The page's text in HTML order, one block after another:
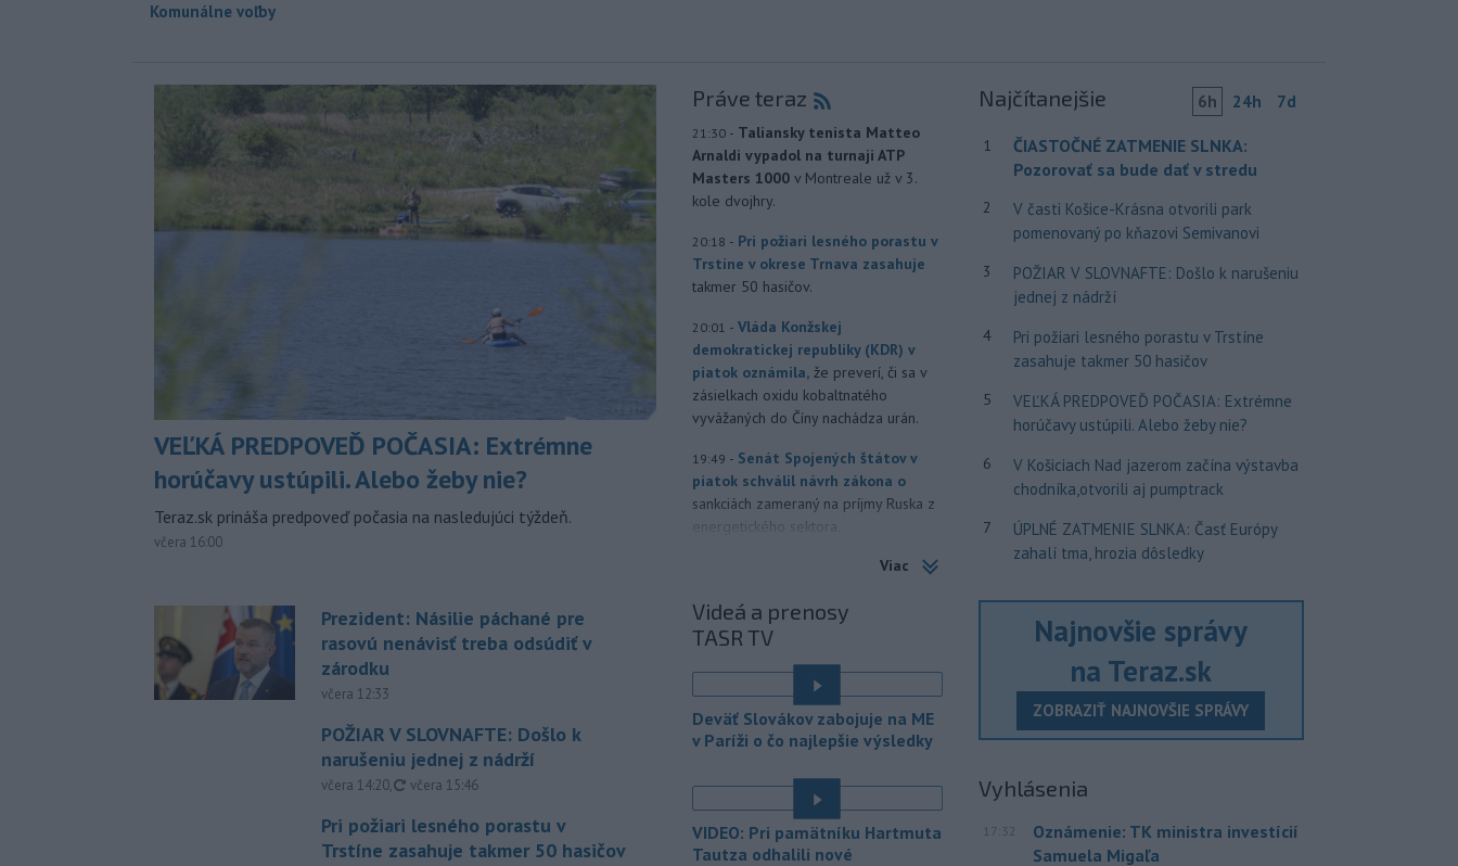
Komunálne voľby
VEĽKÁ PREDPOVEĎ POČASIA: Extrémne
horúčavy ustúpili. Alebo žeby nie?
Teraz.sk prináša predpoveď počasia na nasledujúci týždeň.
včera 16:00
Prezident: Násilie páchané pre
rasovú nenávisť treba odsúdiť v
zárodku
včera 12:33
POŽIAR V SLOVNAFTE: Došlo k
narušeniu jednej z nádrží
včera 14:20, aktualizované
včera 15:46
Pri požiari lesného porastu v
Trstíne zasahuje takmer 50 hasičov
Práve teraz
21:30 - Taliansky tenista Matteo
Arnaldi vypadol na turnaji ATP
Masters 1000 v Montreale už v 3.
kole dvojhry.
20:18 - Pri požiari lesného porastu v
Trstíne v okrese Trnava zasahuje
takmer 50 hasičov.
20:01 - Vláda Konžskej
demokratickej republiky (KDR) v
piatok oznámila, že preverí, či sa v
zásielkach oxidu kobaltnatého
vyvážaných do Číny nachádza urán.
19:49 - Senát Spojených štátov v
piatok schválil návrh zákona o
sankciách zameraný na príjmy Ruska z
energetického sektora.
Slovenská polícia prispela k
ktorý sa podarilo ukončiť
právoplatným odsúdením páchateľa v
15:21 - Piatkový požiar v
bratislavskej rafinérii Slovnaft je
pod kontrolou.Príčina jeho vzniku
TASR to potvrdil hovorca rafinérie
Anton Molnár.
15:17 - Ministerstvo kultúry (MK) SR
Viac
Videá a prenosy
TASR TV
Deväť Slovákov zabojuje na ME
v Paríži o čo najlepšie výsledky
VIDEO: Pri pamätníku Hartmuta
Tautza odhalili nové
Najčítanejšie 6h 24h 7d
1
ČIASTOČNÉ ZATMENIE SLNKA:
Pozorovať sa bude dať v stredu
2
V časti Košice-Krásna otvorili park
pomenovaný po kňazovi Semivanovi
3
POŽIAR V SLOVNAFTE: Došlo k narušeniu
jednej z nádrží
4
Pri požiari lesného porastu v Trstíne
zasahuje takmer 50 hasičov
5
VEĽKÁ PREDPOVEĎ POČASIA: Extrémne
horúčavy ustúpili. Alebo žeby nie?
6
V Košiciach Nad jazerom začína výstavba
chodníka,otvorili aj pumptrack
7
ÚPLNÉ ZATMENIE SLNKA: Časť Európy
zahalí tma, hrozia dôsledky
Najnovšie správy
na Teraz.sk
ZOBRAZIŤ NAJNOVŠIE SPRÁVY
Vyhlásenia
17:32
Oznámenie: TK ministra investícií
Samuela Migaľa